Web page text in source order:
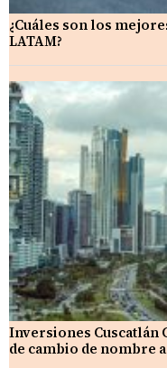
¿Cuáles son los
LATAM?
Inversiones Cuscatlán
de cambio de nombre